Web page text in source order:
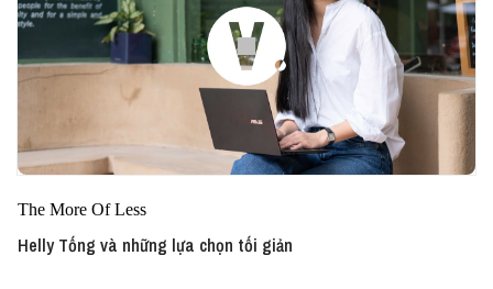
The More Of Less
Helly Tống và những lựa chọn tối giản